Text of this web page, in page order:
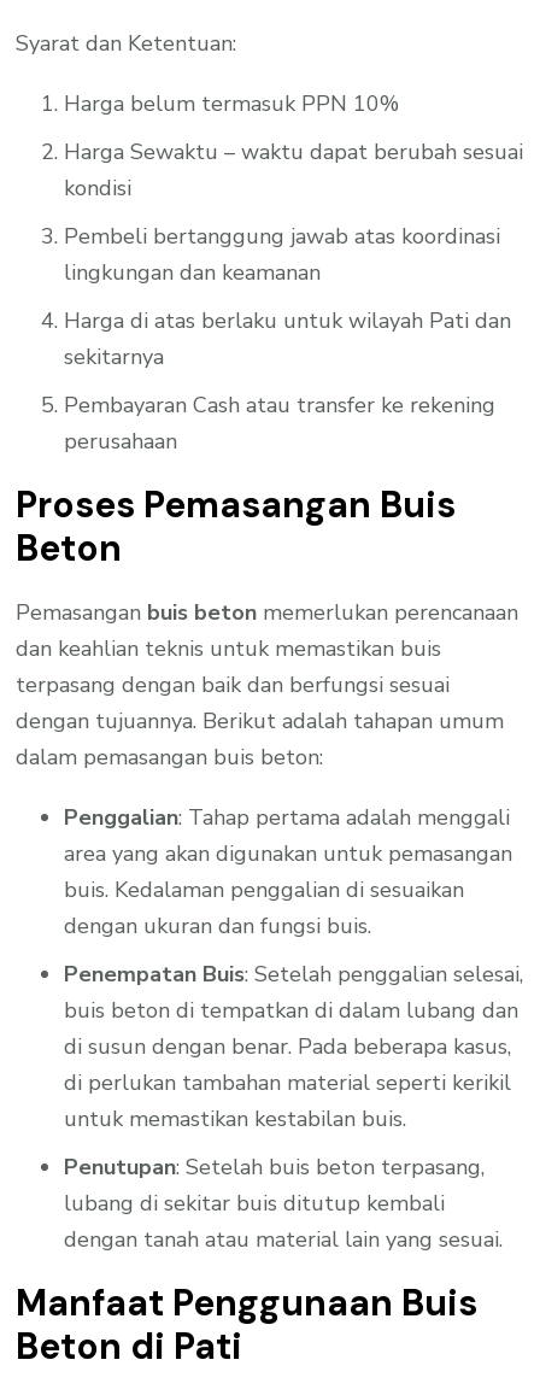
Syarat dan Ketentuan:
Harga belum termasuk PPN 10%
Harga Sewaktu – waktu dapat berubah sesuai
kondisi
Pembeli bertanggung jawab atas koordinasi
lingkungan dan keamanan
Harga di atas berlaku untuk wilayah Pati dan
sekitarnya
Pembayaran Cash atau transfer ke rekening
perusahaan
Proses Pemasangan Buis
Beton
Pemasangan buis beton memerlukan perencanaan
dan keahlian teknis untuk memastikan buis
terpasang dengan baik dan berfungsi sesuai
dengan tujuannya. Berikut adalah tahapan umum
dalam pemasangan buis beton:
Penggalian: Tahap pertama adalah menggali
area yang akan digunakan untuk pemasangan
buis. Kedalaman penggalian di sesuaikan
dengan ukuran dan fungsi buis.
Penempatan Buis: Setelah penggalian selesai,
buis beton di tempatkan di dalam lubang dan
di susun dengan benar. Pada beberapa kasus,
di perlukan tambahan material seperti kerikil
untuk memastikan kestabilan buis.
Penutupan: Setelah buis beton terpasang,
lubang di sekitar buis ditutup kembali
dengan tanah atau material lain yang sesuai.
Manfaat Penggunaan Buis
Beton di Pati